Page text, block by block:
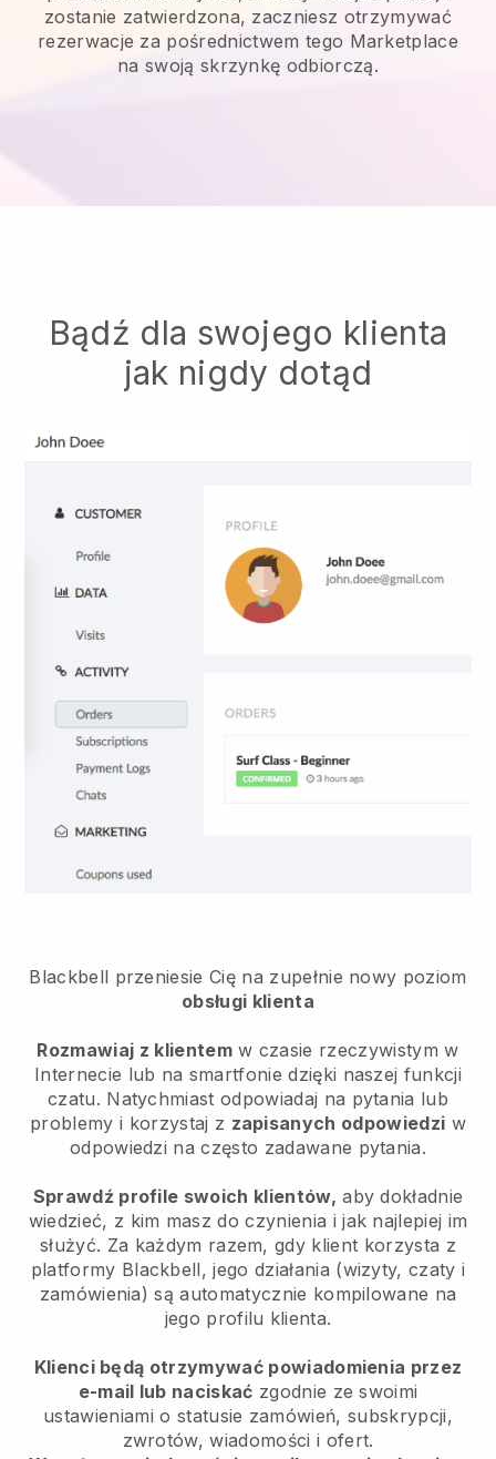
zostanie zatwierdzona, zaczniesz otrzymywać
rezerwacje za pośrednictwem tego Marketplace
na swoją skrzynkę odbiorczą.
Bądź dla swojego klienta
jak nigdy dotąd
Blackbell przeniesie Cię na zupełnie nowy poziom
obsługi klienta
Rozmawiaj z klientemw czasie rzeczywistym w
Internecie lub na smartfonie dzięki naszej funkcji
czatu. Natychmiast odpowiadaj na pytania lub
problemy i korzystaj z zapisanych odpowiedzi w
odpowiedzi na często zadawane pytania.
Sprawdź profile swoich klientów, aby dokładnie
wiedzieć, z kim masz do czynienia i jak najlepiej im
służyć. Za każdym razem, gdy klient korzysta z
platformy Blackbell, jego działania (wizyty, czaty i
zamówienia) są automatycznie kompilowane na
jego profilu klienta.
Klienci będą otrzymywać powiadomienia przez
e-mail lub naciskać zgodnie ze swoimi
ustawieniami o statusie zamówień, subskrypcji,
zwrotów, wiadomości i ofert.